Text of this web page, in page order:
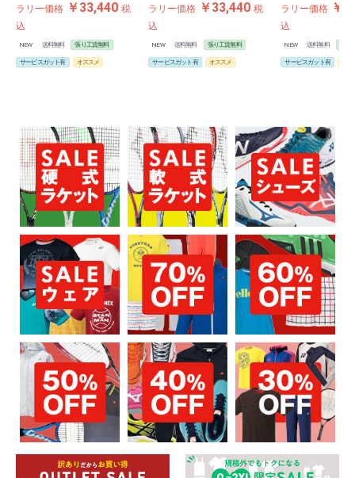
ラリー価格 ￥33,440 税
込
NEW 送料無料 張り工賃無料
サービスガット有 オススメ
ラリー価格 ￥33,440税
込
NEW 送料無料 張り工賃無料
サービスガット有 オススメ
ラリー価格 ￥
込
NEW 送料無料
サービスガット有